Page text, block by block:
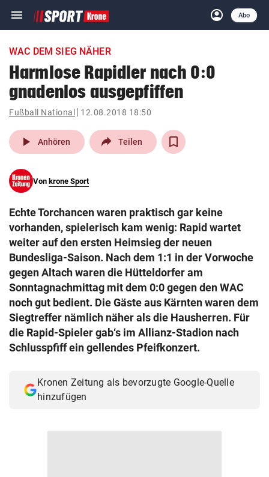
menu Navigation
ein-/ausklappen
account_circle
Anmelden
Abo
close Schließen
account_circle Anmelden
arrow_right
pin_drop
Wien arrow_right
search
eingeben
© Krone Multimedia GmbH & Co KG 2026
Muthgasse 2, 1190 Wien
WAC DEM SIEG NÄHER
Harmlose Rapidler nach 0:0
gnadenlos ausgepfiffen
Fußball National 12.08.2018 18:50
play_arrow Anhören Teilen
Von krone Sport
Echte Torchancen waren praktisch gar keine
vorhanden, spielerisch kam wenig: Rapid wartet
weiter auf den ersten Heimsieg der neuen
Bundesliga-Saison. Nach dem 1:1 in der Vorwoche
gegen Altach waren die Hütteldorfer am
Sonntagnachmittag mit dem 0:0 gegen den WAC
noch gut bedient. Die Gäste aus Kärnten waren dem
Siegtreffer nämlich näher als die Hausherren. Für
die Rapid-Spieler gab‘s im Allianz-Stadion nach
Schlusspfiff ein gellendes Pfeifkonzert.
Kronen Zeitung als bevorzugte Google-Quelle
hinzufügen